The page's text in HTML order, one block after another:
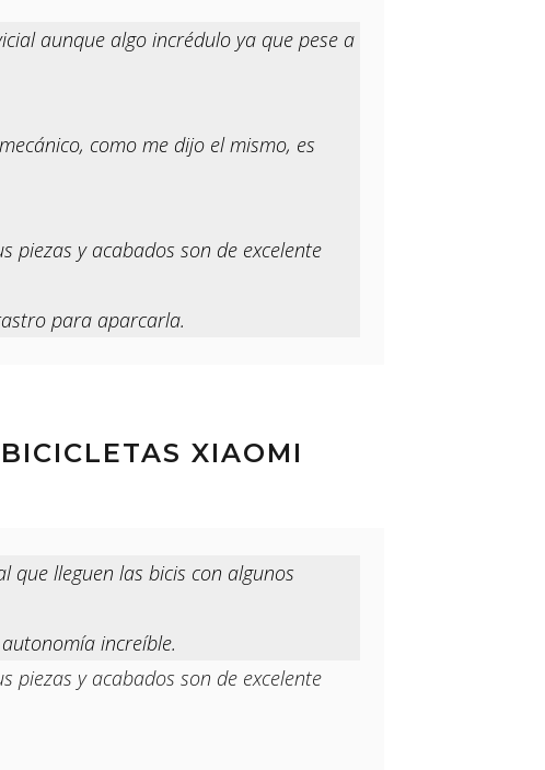
aunque algo incrédulo ya que pese a
como me dijo el mismo, es
piezas y acabados son de excelente
para aparcarla.
XIAOMI
que lleguen las bicis con algunos
increíble.
piezas y acabados son de excelente